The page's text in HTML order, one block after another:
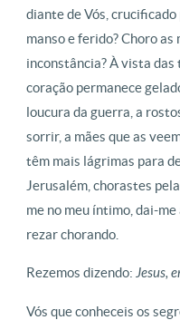
diante de Vós,
manso e ferido? Choro
inconstância? À vista das
coração permanece
loucura da guerra, a
sorrir, a mães que as
têm mais lágrimas para
Jerusalém, chorastes
me no meu íntimo, dai-
rezar chorando.
Rezemos dizendo: Jesus,
Vós que conheceis os